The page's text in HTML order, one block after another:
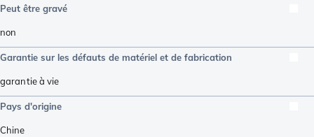
Peut être gravé
non
Garantie sur les défauts de matériel et de fabrication
garantie à vie
Pays d'origine
Chine